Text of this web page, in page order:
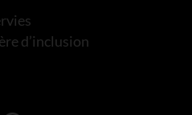
d’inclusion